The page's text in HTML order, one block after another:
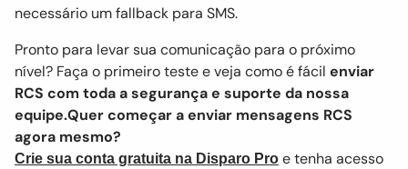
necessário um fallback para SMS.
Pronto para levar sua comunicação para o próximo
nível? Faça o primeiro teste e veja como é fácil enviar
RCS com toda a segurança e suporte da nossa
equipe.Quer começar a enviar mensagens RCS
agora mesmo?
Crie sua conta gratuita na Disparo Pro e tenha acesso